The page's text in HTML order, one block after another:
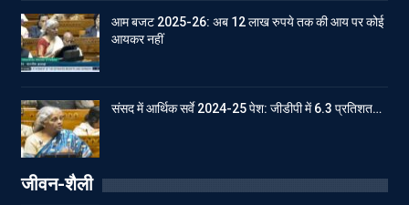
आम बजट 2025-26: अब 12 लाख रुपये तक की आय पर कोई
आयकर नहीं
संसद में आर्थिक सर्वे 2024-25 पेश: जीडीपी में 6.3 प्रतिशत…
जीवन-शैली